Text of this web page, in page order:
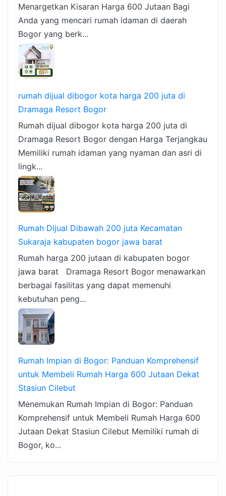
Menargetkan Kisaran Harga 600 Jutaan Bagi
Anda yang mencari rumah idaman di daerah
Bogor yang berk...
rumah dijual dibogor kota harga 200 juta di
Dramaga Resort Bogor
Rumah dijual dibogor kota harga 200 juta di
Dramaga Resort Bogor dengan Harga Terjangkau
Memiliki rumah idaman yang nyaman dan asri di
lingk...
Rumah Dijual Dibawah 200 juta Kecamatan
Sukaraja kabupaten bogor jawa barat
Rumah harga 200 jutaan di kabupaten bogor
jawa barat Dramaga Resort Bogor menawarkan
berbagai fasilitas yang dapat memenuhi
kebutuhan peng...
Rumah Impian di Bogor: Panduan Komprehensif
untuk Membeli Rumah Harga 600 Jutaan Dekat
Stasiun Cilebut
Menemukan Rumah Impian di Bogor: Panduan
Komprehensif untuk Membeli Rumah Harga 600
Jutaan Dekat Stasiun Cilebut Memiliki rumah di
Bogor, ko...